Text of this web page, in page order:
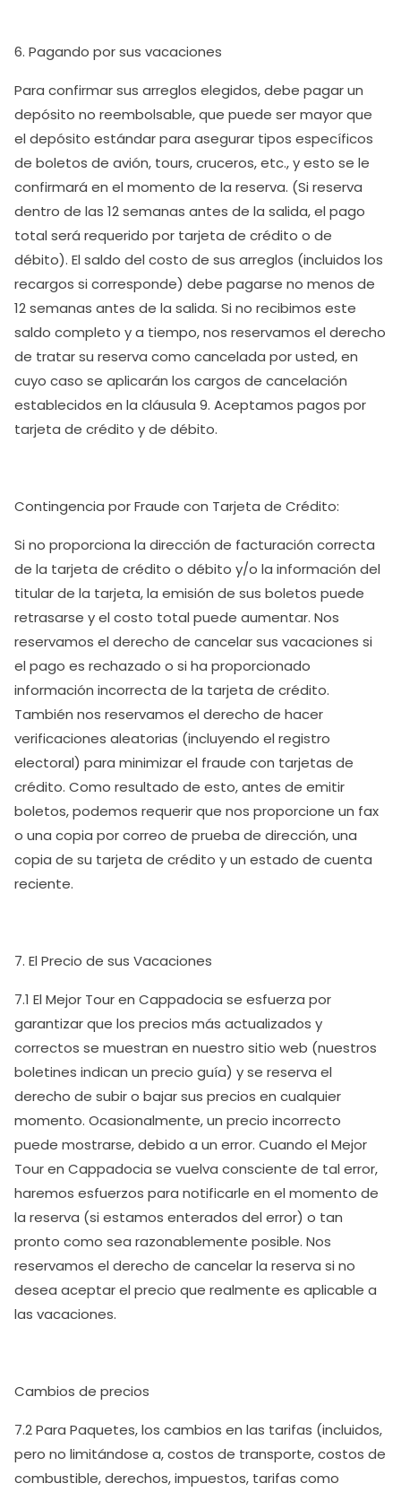
6. Pagando por sus vacaciones
Para confirmar sus arreglos elegidos, debe pagar un
depósito no reembolsable, que puede ser mayor que
el depósito estándar para asegurar tipos específicos
de boletos de avión, tours, cruceros, etc., y esto se le
confirmará en el momento de la reserva. (Si reserva
dentro de las 12 semanas antes de la salida, el pago
total será requerido por tarjeta de crédito o de
débito). El saldo del costo de sus arreglos (incluidos los
recargos si corresponde) debe pagarse no menos de
12 semanas antes de la salida. Si no recibimos este
saldo completo y a tiempo, nos reservamos el derecho
de tratar su reserva como cancelada por usted, en
cuyo caso se aplicarán los cargos de cancelación
establecidos en la cláusula 9. Aceptamos pagos por
tarjeta de crédito y de débito.
Contingencia por Fraude con Tarjeta de Crédito:
Si no proporciona la dirección de facturación correcta
de la tarjeta de crédito o débito y/o la información del
titular de la tarjeta, la emisión de sus boletos puede
retrasarse y el costo total puede aumentar. Nos
reservamos el derecho de cancelar sus vacaciones si
el pago es rechazado o si ha proporcionado
información incorrecta de la tarjeta de crédito.
También nos reservamos el derecho de hacer
verificaciones aleatorias (incluyendo el registro
electoral) para minimizar el fraude con tarjetas de
crédito. Como resultado de esto, antes de emitir
boletos, podemos requerir que nos proporcione un fax
o una copia por correo de prueba de dirección, una
copia de su tarjeta de crédito y un estado de cuenta
reciente.
7. El Precio de sus Vacaciones
7.1 El Mejor Tour en Cappadocia se esfuerza por
garantizar que los precios más actualizados y
correctos se muestran en nuestro sitio web (nuestros
boletines indican un precio guía) y se reserva el
derecho de subir o bajar sus precios en cualquier
momento. Ocasionalmente, un precio incorrecto
puede mostrarse, debido a un error. Cuando el Mejor
Tour en Cappadocia se vuelva consciente de tal error,
haremos esfuerzos para notificarle en el momento de
la reserva (si estamos enterados del error) o tan
pronto como sea razonablemente posible. Nos
reservamos el derecho de cancelar la reserva si no
desea aceptar el precio que realmente es aplicable a
las vacaciones.
Cambios de precios
7.2 Para Paquetes, los cambios en las tarifas (incluidos,
pero no limitándose a, costos de transporte, costos de
combustible, derechos, impuestos, tarifas como